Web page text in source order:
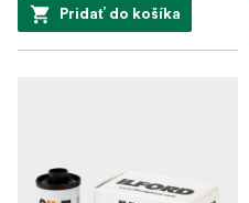
Pridať do košíka